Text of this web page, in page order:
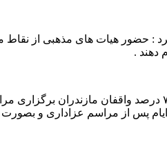
: حضور هیات های مذهبی از نقاط
دهند .
وی با اشاره به این که نیت حدود ۷۰ درصد
پس از مراسم عزاداری و بصورت